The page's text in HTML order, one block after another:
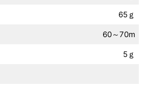
65ｇ
60～70m
5ｇ